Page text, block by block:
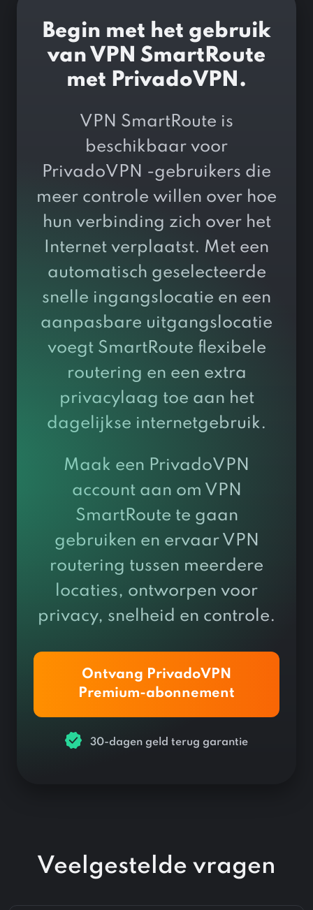
Begin met het gebruik
van VPN SmartRoute
met PrivadoVPN.
VPN SmartRoute is
beschikbaar voor
PrivadoVPN -gebruikers die
meer controle willen over hoe
hun verbinding zich over het
Internet verplaatst. Met een
automatisch geselecteerde
snelle ingangslocatie en een
aanpasbare uitgangslocatie
voegt SmartRoute flexibele
routering en een extra
privacylaag toe aan het
dagelijkse internetgebruik.
Maak een PrivadoVPN
account aan om VPN
SmartRoute te gaan
gebruiken en ervaar VPN
routering tussen meerdere
locaties, ontworpen voor
privacy, snelheid en controle.
Ontvang PrivadoVPN
Premium-abonnement
30-dagen geld terug garantie
Veelgestelde vragen